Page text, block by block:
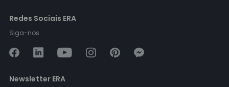
Redes Sociais ERA
Siga-nos:
Newsletter ERA